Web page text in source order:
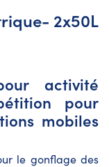
2x50L
activité
pour
mobiles
le gonflage des